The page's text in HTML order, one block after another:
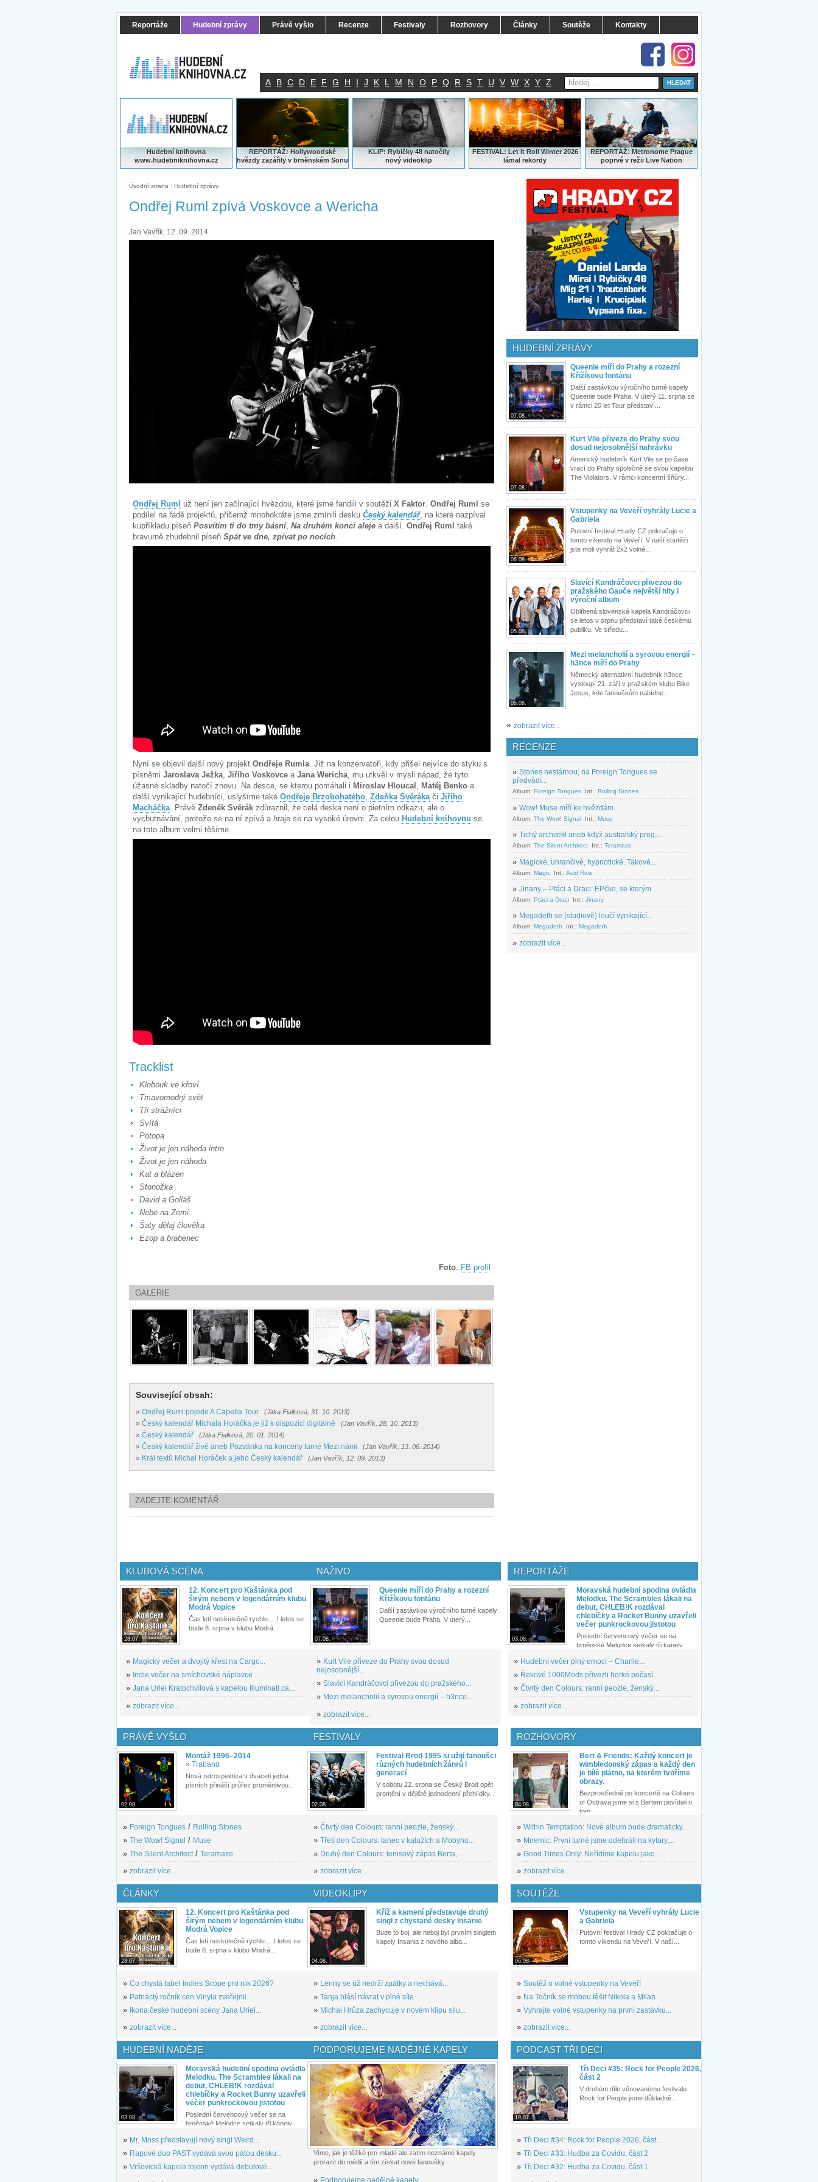
Reportáže Hudební zprávy Právě vyšlo Recenze Festivaly Rozhovory Články Soutěže Kontakty
A B C D E F G H I J K L M N O P Q R S T U V W X Y Z
Hudební knihovna
www.hudebniknihovna.cz
REPORTÁŽ: Hollywoodské
hvězdy zazářily v brněnském Sonu
KLIP: Rybičky 48 natočily
nový videoklip
FESTIVAL: Let It Roll Winter 2026
lámal rekordy
REPORTÁŽ:Metronome Prague
poprvé v režii Live Nation
Úvodní strana | Hudební zprávy
Ondřej Ruml zpívá Voskovce a Wericha
Jan Vavřík, 12. 09. 2014
Ondřej Ruml už není jen začínající hvězdou, které jsme fandili v soutěži X Faktor. Ondřej Ruml se
podílel na řadě projektů, přičemž mnohokráte jsme zmínili desku Český kalendář, na které nazpíval
kupříkladu píseň Posvítím ti do tmy básní, Na druhém konci aleje a další. Ondřej Ruml také
bravurně zhudebnil píseň Spát ve dne, zpívat po nocích.
Nyní se objevil další nový projekt Ondřeje Rumla. Již na konzervatoři, kdy přišel nejvíce do styku s
písněmi Jaroslava Ježka, Jiřího Voskovce a Jana Wericha, mu utkvěl v mysli nápad, že tyto
úžasné skladby natočí znovu. Na desce, se kterou pomáhali i Miroslav Hloucal , Matěj Benko a
další vynikající hudebníci, uslyšíme také Ondřeje Brzobohatého, Zdeňka Svěráka či Jiřího
Macháčka. Právě Zdeněk Svěrák zdůraznil, že celá deska není o pietním odkazu, ale o
vychutnávání, protože se na ní zpívá a hraje se na vysoké úrovni. Za celou Hudební knihovnu se
na toto album velmi těšíme.
Tracklist
Klobouk ve křoví
Tmavomodrý svět
Tři strážníci
Svítá
Potopa
Život je jen náhoda intro
Život je jen náhoda
Kat a blázen
Stonožka
David a Goliáš
Nebe na Zemi
Šaty dělaj člověka
Ezop a brabenec
Foto: FB profil
GALERIE
Související obsah:
» Ondřej Ruml pojede A Capella Tour (Jitka Fialková, 31. 10. 2013)
» Český kalendář Michala Horáčka je již k dispozici digitálně (Jan Vavřík, 28. 10. 2013)
» Český kalendář (Jitka Fialková, 20. 01. 2014)
» Český kalendář živě aneb Pozvánka na koncerty turné Mezi námi (Jan Vavřík, 13. 06. 2014)
» Král textů Michal Horáček a jeho Český kalendář (Jan Vavřík, 12. 09. 2013)
ZADEJTE KOMENTÁŘ
HUDEBNÍ ZPRÁVY
07.08.
Queenie míří do Prahy a rozezní
Křižíkovu fontánu
Další zastávkou výročního turné kapely
Queenie bude Praha. V úterý 11. srpna se
v rámci 20 let Tour představí...
07.08.
Kurt Vile přiveze do Prahy svou
dosud nejosobnější nahrávku
Americký hudebník Kurt Vile se po čase
vrací do Prahy společně se svou kapelou
The Violators. V rámci koncertní šňůry...
06.08.
Vstupenky na Veveří vyhrály Lucie a
Gabriela
Putovní festival Hrady CZ pokračuje o
tomto víkendu na Veveří. V naší soutěži
jste moli vyhrát 2x2 volné...
05.08.
Slavící Kandráčovci přivezou do
pražského Gauče největší hity i
výroční album
Oblíbená slovenská kapela Kandráčovci
se letos v srpnu představí také českému
publiku. Ve středu...
05.08.
Mezi melancholií a syrovou energií –
h3nce míří do Prahy
Německý alternativní hudebník h3nce
vystoupí 21. září v pražském klubu Bike
Jesus, kde fanouškům nabídne...
» zobrazit více...
RECENZE
» Stones nestárnou, na Foreign Tongues se
předvádí...
Album: Foreign Tongues Int.: Rolling Stones
» Wow! Muse míří ke hvězdám
Album: The Wow! Signal Int.: Muse
» Tichý architekt aneb když australský prog,...
Album: The Silent Architect Int.: Teramaze
» Magické, uhrančivé, hypnotické. Takové...
Album: Magic Int.: Acid Row
» Jinany – Ptáci a Draci: EPčko, se kterým...
Album: Ptáci a Draci Int.: Jinany
» Megadeth se (studiově) loučí vynikající...
Album: Megadeth Int.: Megadeth
» zobrazit více...
KLUBOVÁ SCÉNA
28.07.
12. Koncert pro Kaštánka pod
širým nebem v legendárním klubu
Modrá Vopice
Čas letí neskutečně rychle.... I letos se
bude 8. srpna v klubu Modrá...
» Magický večer a dvojitý křest na Cargo...
» Indie večer na smíchovské náplavce
» Jana Uriel Kratochvílová s kapelou Illuminati.ca...
» zobrazit více...
NAŽIVO
07.08.
Queenie míří do Prahy a rozezní
Křižíkovu fontánu
Další zastávkou výročního turné kapely
Queenie bude Praha. V úterý...
» Kurt Vile přiveze do Prahy svou dosud
nejosobnější...
» Slavící Kandráčovci přivezou do pražského...
» Mezi melancholií a syrovou energií – h3nce...
» zobrazit více...
REPORTÁŽE
03.08.
Moravská hudební spodina ovládla
Melodku. The Scrambles lákali na
debut, CHLEB!K rozdával
chlebíčky a Rocket Bunny uzavřeli
večer punkrockovou jistotou
Poslední červencový večer se na
brněnské Melodce setkaly tři kapely...
» Hudební večer plný emocí – Charlie...
» Řekové 1000Mods přivezli horké počasí...
» Čtvrtý den Colours: ranní peozie, ženský...
» zobrazit více...
PRÁVĚ VYŠLO
02.08.
Montáž 1996–2014
» Traband
Nová retrospektiva v dvaceti jedna
písních přináší průřez proměnlivou...
» Foreign Tongues / Rolling Stones
» The Wow! Signal / Muse
» The Silent Architect / Teramaze
» zobrazit více...
FESTIVALY
02.08.
Festival Brod 1995 si užijí fanoušci
různých hudebních žánrů i
generací
V sobotu 22. srpna se Český Brod opět
promění v dějiště jednodenní přehlídky...
» Čtvrtý den Colours: ranní peozie, ženský...
» Třetí den Colours: tanec v kalužích a Mobyho...
» Druhý den Colours: tenisový zápas Berta,...
» zobrazit více...
ROZHOVORY
04.08.
Bert & Friends: Každý koncert je
wimbledonský zápas a každý den
je bílé plátno, na kterém tvoříme
obrazy.
Bezprostředně po koncertě na Colours
of Ostrava jsme si s Bertem povídali o
tom,...
» Within Temptation: Nové album bude dramaticky...
» Mnemic: První turné jsme odehráli na kytary,...
» Good Times Only: Neřídíme kapelu jako...
» zobrazit více...
ČLÁNKY
28.07.
12. Koncert pro Kaštánka pod
širým nebem v legendárním klubu
Modrá Vopice
Čas letí neskutečně rychle.... I letos se
bude 8. srpna v klubu Modrá...
» Co chystá label Indies Scope pro rok 2026?
» Patnáctý ročník cen Vinyla zveřejnil...
»
Ikona české hudební scény Jana Uriel...
» zobrazit více...
VIDEOKLIPY
04.08.
Kříž a kamení představuje druhý
singl z chystané desky Insanie
Bude to boj, ale neboj byl prvním singlem
kapely Insania z nového alba...
» Lenny se už nedrží zpátky a nechává...
» Tanja hlásí návrat v plné síle
» Michal Hrůza zachycuje v novém klipu sílu...
» zobrazit více...
SOUTĚŽE
06.08.
Vstupenky na Veveří vyhrály Lucie
a Gabriela
Putovní festival Hrady CZ pokračuje o
tomto víkendu na Veveří. V naší...
» Soutěž o volné vstupenky na Veveří
» Na Točník se mohou těšit Nikola a Milan
» Vyhrajte volné vstupenky na první zastávku...
» zobrazit více...
HUDEBNÍ NADĚJE
03.08.
Moravská hudební spodina ovládla
Melodku. The Scrambles lákali na
debut, CHLEB!K rozdával
chlebíčky a Rocket Bunny uzavřeli
večer punkrockovou jistotou
Poslední červencový večer se na
brněnské Melodce setkaly tři kapely...
» Mr. Moss představují nový singl Weird...
» Rapové duo PAST vydává svou pátou desku...
» Vršovická kapela tojeon vydává debutové...
PODPORUJEME NADĚJNÉ KAPELY
Víme, jak je těžké pro mladé ale zatím neznámé kapely
prorazit do médií a tím získat nové fanoušky.
» Podporujeme nadějné kapely
PODCAST TŘI DECI
19.07.
Tři Deci #35: Rock for People 2026,
část 2
V druhém díle věnovanému festivalu
Rock for People jsme důkladně...
» Tři Deci #34: Rock for People 2026, část...
» Tři Deci #33: Hudba za Covidu, část 2
» Tři Deci #32: Hudba za Covidu, část 1